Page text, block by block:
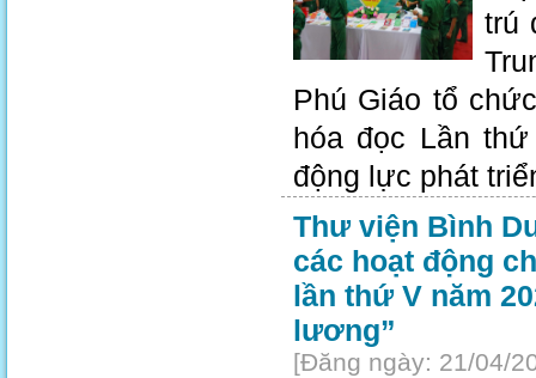
trú
Phú Giáo tổ
hóa đọc Lần
động lực phát
Thư viện Bình
các hoạt động
lần thứ V năm
lương”
[Đăng ngày: 21/04/